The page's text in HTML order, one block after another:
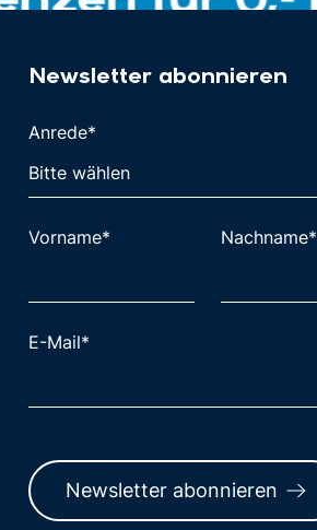
Newsletter abonnieren
Anrede*
Vorname* Nachname*
E-Mail*
Newsletter abonnieren